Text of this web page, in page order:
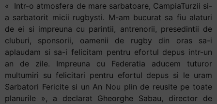
« Intr-o atmosfera de mare sarbatoare, CampiaTurzii si-
a sarbatorit micii rugbysti. M-am bucurat sa fiu alaturi
de ei si impreuna cu parintii, antrenorii, presedintii de
cluburi, sponsorii, oamenii de rugby din oras sa-i
aplaudam si sa-i felicitam pentru efortul depus intr-un
an de zile. Impreuna cu Federatia aducem tuturor
multumiri su felicitari pentru efortul depus si le uram
Sarbatori Fericite si un An Nou plin de reusite pe toate
planurile », a declarat Gheorghe Sabau, director de